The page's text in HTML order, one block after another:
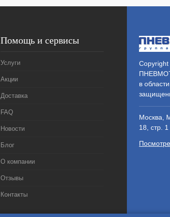
Помощь и сервисы
Услуги
Акции
Доставка
FAQ
Новости
Блог
О компании
Отзывы
Контакты
в
Москва,
18, стр. 1